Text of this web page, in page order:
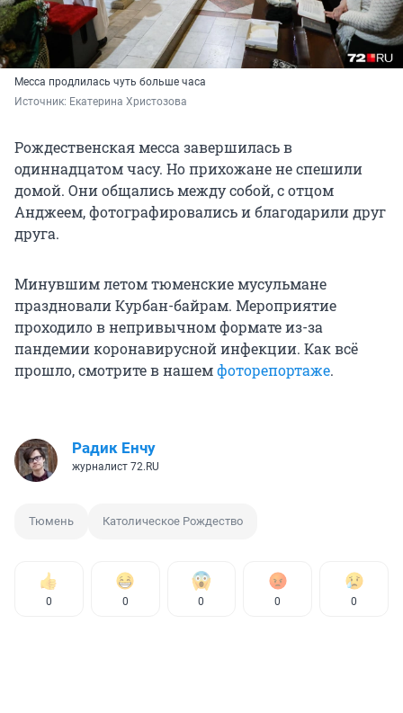
Месса продлилась чуть больше часа
Источник: Екатерина Христозова
Рождественская месса завершилась в
одиннадцатом часу. Но прихожане не спешили
домой. Они общались между собой, с отцом
Анджеем, фотографировались и благодарили друг
друга.
Минувшим летом тюменские мусульмане
праздновали Курбан-байрам. Мероприятие
проходило в непривычном формате из-за
пандемии коронавирусной инфекции. Как всё
прошло, смотрите в нашемфоторепортаже.
Радик Енчу
журналист 72.RU
Тюмень Католическое Рождество
0 0 0 0 0